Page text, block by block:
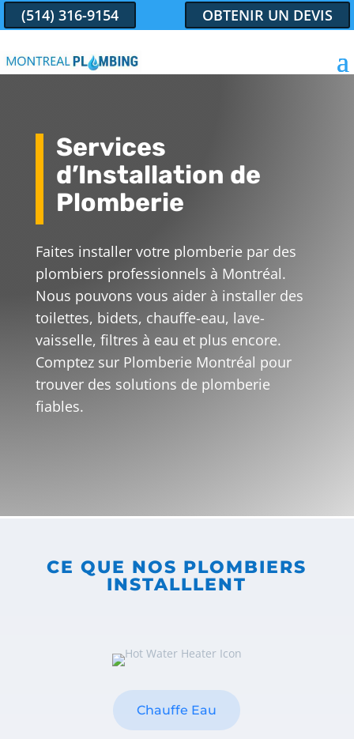
(514) 316-9154 OBTENIR UN DEVIS
Services
d’Installation de
Plomberie
Faites installer votre plomberie par des
plombiers professionnels à Montréal.
Nous pouvons vous aider à installer des
toilettes, bidets, chauffe-eau, lave-
vaisselle, filtres à eau et plus encore.
Comptez sur Plomberie Montréal pour
trouver des solutions de plomberie
fiables.
CE QUE NOS PLOMBIERS
INSTALLLENT
Chauffe Eau